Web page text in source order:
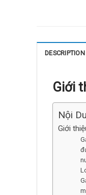
DESCRIPTION
Giới
Nội
Giới